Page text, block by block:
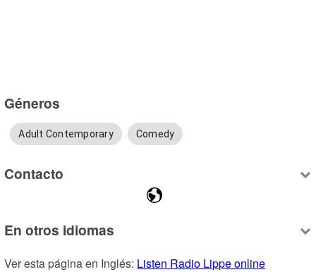
Géneros
Adult Contemporary Comedy
Contacto
En otros idiomas
Ver esta página en Inglés: Listen Radio Lippe online